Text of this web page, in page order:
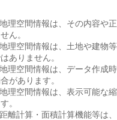
理空間情報は、その内容や
ん。
理空間情報は、土地や建物
ありません。
理空間情報は、データ作成
があります。
理空間情報は、表示可能な
。
離計算・面積計算機能等は